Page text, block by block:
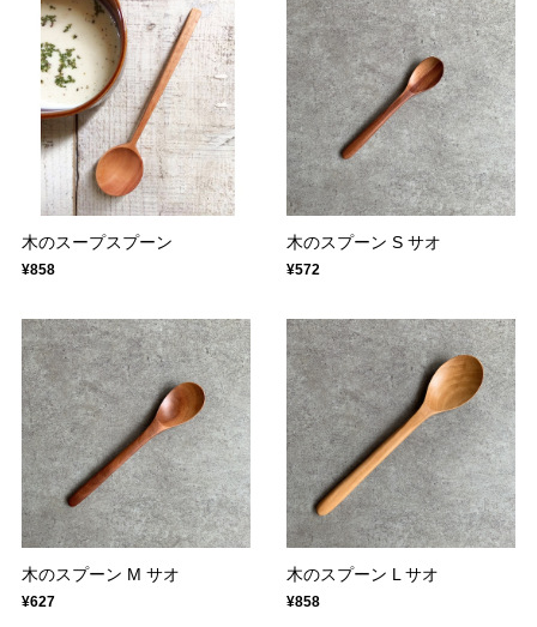
木のスープスプーン
¥858
木のスプーン S サオ
¥572
木のスプーン M サオ
¥627
木のスプーン L サオ
¥858